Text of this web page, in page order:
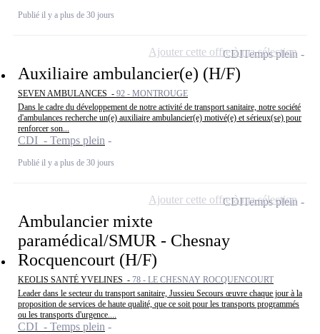
Publié il y a plus de 30 jours
Auxiliaire ambulancier(e) (H/F)
SEVEN AMBULANCES - 92 - MONTROUGE
Dans le cadre du développement de notre activité de transport sanitaire, notre société
d'ambulances recherche un(e) auxiliaire ambulancier(e) motivé(e) et sérieux(se) pour
renforcer son...
CDI - Temps plein
Publié il y a plus de 30 jours
CDITemps plein
Ajouter cette offre à ma sélection
Ambulancier mixte
paramédical/SMUR - Chesnay
Rocquencourt (H/F)
KEOLIS SANTÉ YVELINES - 78 - LE CHESNAY ROCQUENCOURT
Leader dans le secteur du transport sanitaire, Jussieu Secours œuvre chaque jour à la
proposition de services de haute qualité, que ce soit pour les transports programmés
ou les transports d'urgence....
CDI - Temps plein
CDITemps plein
Ajouter cette offre à ma sélection